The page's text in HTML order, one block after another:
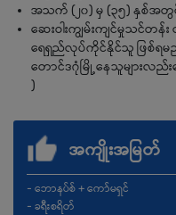
အသက် (၂၀) မှ (၃၅) နှစ်အတွင်
ဆေးဝါးကျွမ်းကျင်မှုသင်တန်း
ရေရှည်လုပ်ကိုင်နိုင်သူ ဖြစ်ရမ
တောင်ဒဂုံမြို့နေသူများလည်း
)
အကျိုးအမြတ်
- ဘောနပ်စ် + ကော်မရှင်
- ခရီးစရိတ်